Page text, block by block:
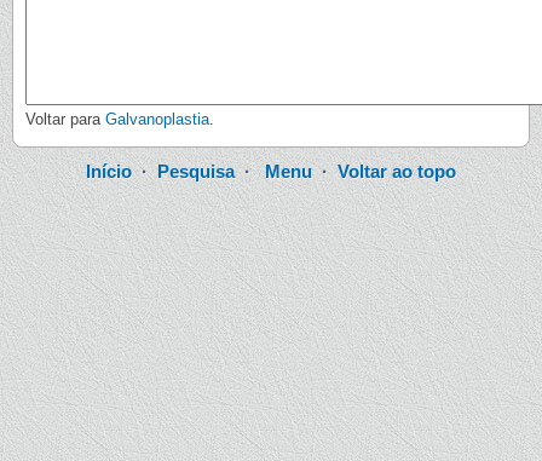
Voltar para Galvanoplastia.
Início·Pesquisa·Menu· Voltar ao topo